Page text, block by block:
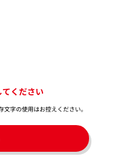
ください
字の使用はお控えください。​